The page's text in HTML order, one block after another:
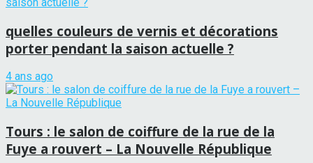
quelles couleurs de vernis et décorations
porter pendant la saison actuelle ?
4 ans ago
Tours : le salon de coiffure de la rue de la
Fuye a rouvert – La Nouvelle République